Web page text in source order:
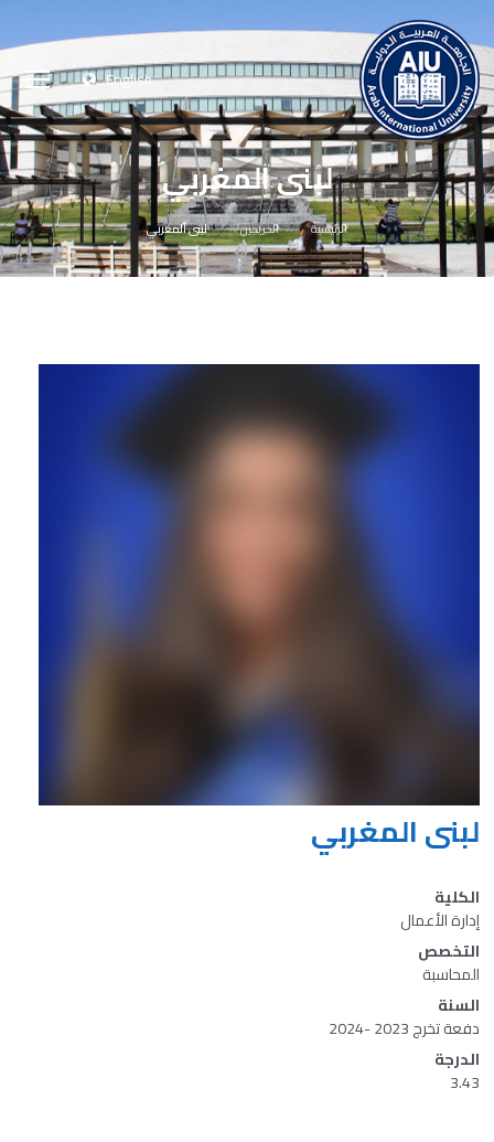
English
لبنى المغربي
الرئيسية الخريجين لبنى المغربي
لبنى المغربي
الكلية
إدارة الأعمال
التخصص
المحاسبة
السنة
دفعة تخرج 2023 -2024
الدرجة
3.43